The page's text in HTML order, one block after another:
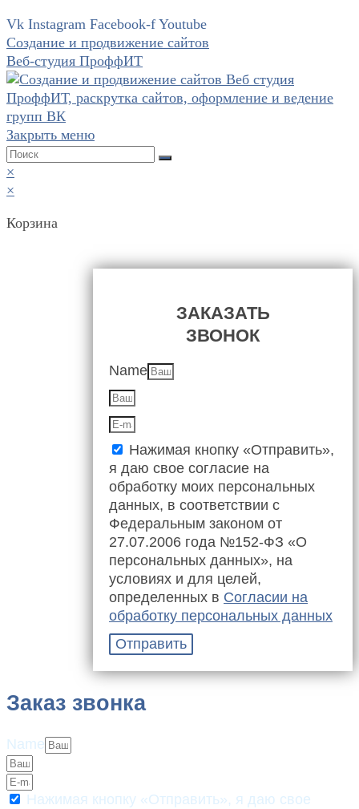
Vk Instagram Facebook-f Youtube
Создание и продвижение сайтов
Веб-студия ПроффИТ
Закрыть меню
×
×
Корзина
ЗАКАЗАТЬ
ЗВОНОК
Name
Нажимая кнопку «Отправить»,
я даю свое согласие на
обработку моих персональных
данных, в соответствии с
Федеральным законом от
27.07.2006 года №152-ФЗ «О
персональных данных», на
условиях и для целей,
определенных в Согласии на
обработку персональных данных
Отправить
Заказ звонка
Name
Нажимая кнопку «Отправить», я даю свое